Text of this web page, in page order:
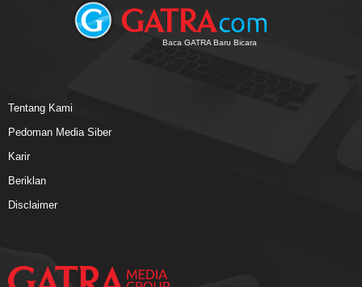
Baca GATRA Baru Bicara
Tentang Kami
Pedoman Media Siber
Karir
Beriklan
Disclaimer